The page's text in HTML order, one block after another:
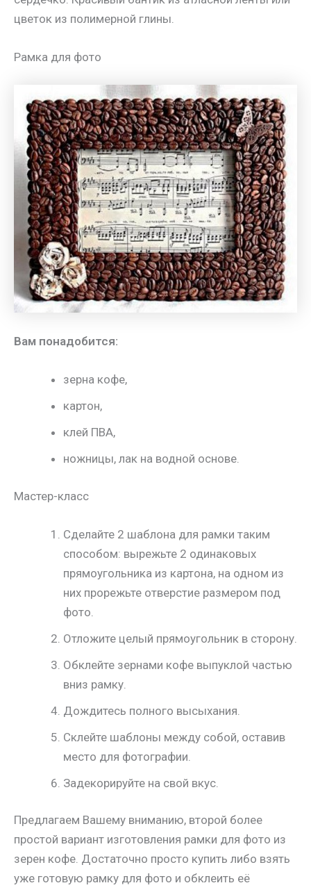
цветок из полимерной глины.
Рамка для фото
Вам понадобится:
зерна кофе,
картон,
клей ПВА,
ножницы, лак на водной основе.
Мастер-класс
Сделайте 2 шаблона для рамки таким
способом: вырежьте 2 одинаковых
прямоугольника из картона, на одном из
них прорежьте отверстие размером под
фото.
Отложите целый прямоугольник в сторону.
Обклейте зернами кофе выпуклой частью
вниз рамку.
Дождитесь полного высыхания.
Склейте шаблоны между собой, оставив
место для фотографии.
Задекорируйте на свой вкус.
Предлагаем Вашему вниманию, второй более
простой вариант изготовления рамки для фото из
зерен кофе. Достаточно просто купить либо взять
уже готовую рамку для фото и обклеить её